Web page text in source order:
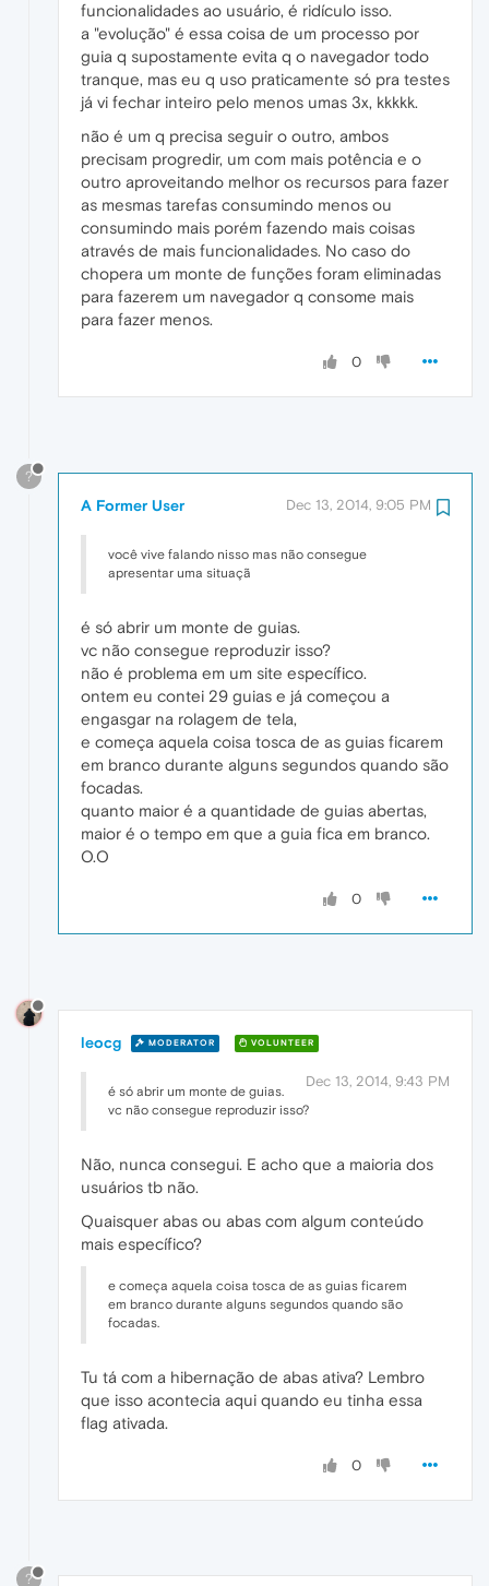
funcionalidades ao usuário, é ridículo isso.
a "evolução" é essa coisa de um processo por
guia q supostamente evita q o navegador todo
tranque, mas eu q uso praticamente só pra testes
já vi fechar inteiro pelo menos umas 3x, kkkkk.
não é um q precisa seguir o outro, ambos
precisam progredir, um com mais potência e o
outro aproveitando melhor os recursos para fazer
as mesmas tarefas consumindo menos ou
consumindo mais porém fazendo mais coisas
através de mais funcionalidades. No caso do
chopera um monte de funções foram eliminadas
para fazerem um navegador q consome mais
para fazer menos.
0
?
A Former User Dec 13, 2014, 9:05 PM
você vive falando nisso mas não consegue
apresentar uma situaçã
é só abrir um monte de guias.
vc não consegue reproduzir isso?
não é problema em um site específico.
ontem eu contei 29 guias e já começou a
engasgar na rolagem de tela,
e começa aquela coisa tosca de as guias ficarem
em branco durante alguns segundos quando são
focadas.
quanto maior é a quantidade de guias abertas,
maior é o tempo em que a guia fica em branco.
O.O
0
leocg MODERATOR VOLUNTEER
Dec 13, 2014, 9:43 PM
é só abrir um monte de guias.
vc não consegue reproduzir isso?
Não, nunca consegui. E acho que a maioria dos
usuários tb não.
Quaisquer abas ou abas com algum conteúdo
mais específico?
e começa aquela coisa tosca de as guias ficarem
em branco durante alguns segundos quando são
focadas.
Tu tá com a hibernação de abas ativa? Lembro
que isso acontecia aqui quando eu tinha essa
flag ativada.
0
?